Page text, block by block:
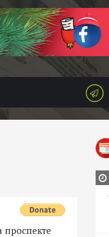
проспекте